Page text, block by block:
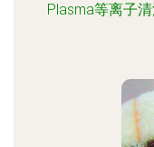
Plasma等离子